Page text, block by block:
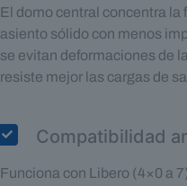
El domo central concentra la
asiento sólido con menos
se evitan deformaciones de
resiste mejor las cargas de
Compatibilidad
Funciona con Libero (4×0 a